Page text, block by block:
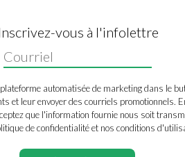
Inscrivez-vous à l'infolettre
automatisée de marketing dans le
et leur envoyer des courriels promotionnels.
que l'information fournie nous soit
de confidentialité et nos conditions